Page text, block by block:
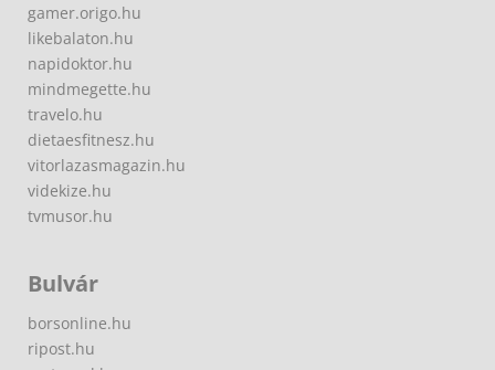
gamer.origo.hu
likebalaton.hu
napidoktor.hu
mindmegette.hu
travelo.hu
dietaesfitnesz.hu
vitorlazasmagazin.hu
videkize.hu
tvmusor.hu
Bulvár
borsonline.hu
ripost.hu